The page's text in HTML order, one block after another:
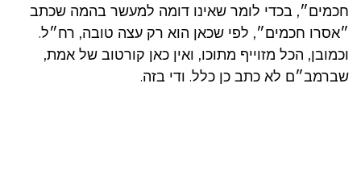
חכמים״, בכדי לומר שאינו דומה למעשר בהמה שכתב
״אסרו חכמים״, לפי שכאן הוא רק עצה טובה, רח״ל.
וכמובן, הכל מזוייף מתוכו, ואין כאן קורטוב של אמת,
שברמב״ם לא כתב כן כלל. ודי בזה.